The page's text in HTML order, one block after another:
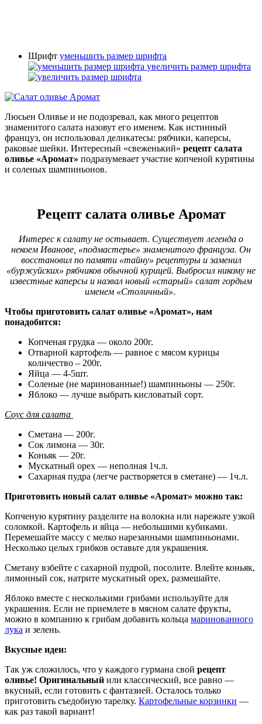
Шрифт уменьшить размер шрифта
увеличить размер шрифта
Люсьен Оливье и не подозревал, как много рецептов
знаменитого салата назовут его именем. Как истинный
француз, он использовал деликатесы: рябчики, каперсы,
раковые шейки. Интересный «свеженький» рецепт салата
оливье «Аромат» подразумевает участие копченой курятины
и соленых шампиньонов.
Рецепт салата оливье Аромат
Интерес к салату не остывает. Существует легенда о
некоем Иванове, «подмастерье» знаменитого француза. Он
восстановил по памяти «тайну» рецептуры и заменил
«буржуйских» рябчиков обычной курицей. Выбросил никому не
известные каперсы и назвал новый «старый» салат гордым
именем «Столичный».
Чтобы приготовить салат оливье «Аромат», нам
понадобится:
Копченая грудка — около 200г.
Отварной картофель — равное с мясом курицы
количество – 200г.
Яйца — 4-5шт.
Соленые (не маринованные!) шампиньоны — 250г.
Яблоко — лучше выбрать кисловатый сорт.
Соус для салата
Сметана — 200г.
Сок лимона — 30г.
Коньяк — 20г.
Мускатный орех — неполная 1ч.л.
Сахарная пудра (легче растворяется в сметане) — 1ч.л.
Приготовить новый салат оливье «Аромат» можно так:
Копченую курятину разделите на волокна или нарежьте узкой
соломкой. Картофель и яйца — небольшими кубиками.
Перемешайте массу с мелко нарезанными шампиньонами.
Несколько целых грибков оставьте для украшения.
Сметану взбейте с сахарной пудрой, посолите. Влейте коньяк,
лимонный сок, натрите мускатный орех, размешайте.
Яблоко вместе с несколькими грибами используйте для
украшения. Если не приемлете в мясном салате фрукты,
можно в компанию к грибам добавить кольца маринованного
лука и зелень.
Вкусные идеи:
Так уж сложилось, что у каждого гурмана свой рецепт
оливье! Оригинальный или классический, все равно —
вкусный, если готовить с фантазией. Осталось только
приготовить съедобную тарелку. Картофельные корзинки —
как раз такой вариант!